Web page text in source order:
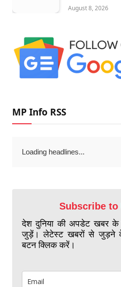
August 8, 2026
MP Info RSS
Loading headlines...
Subscribe to
देश दुनिया की अपडेट खबर के
जुड़ें। लेटेस्ट खबरों से जुड़ने
बटन क्लिक करें।